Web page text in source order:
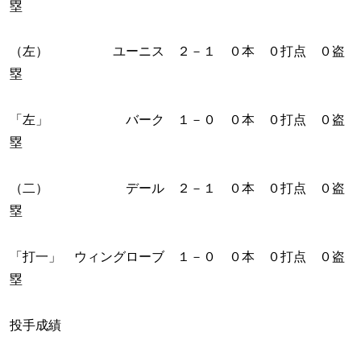
塁
（左） ユーニス ２－１ ０本 ０打点 ０盗
塁
「左」 バーク １－０ ０本 ０打点 ０盗
塁
（二） デール ２－１ ０本 ０打点 ０盗
塁
「打一」 ウィングローブ １－０ ０本 ０打点 ０盗
塁
投手成績